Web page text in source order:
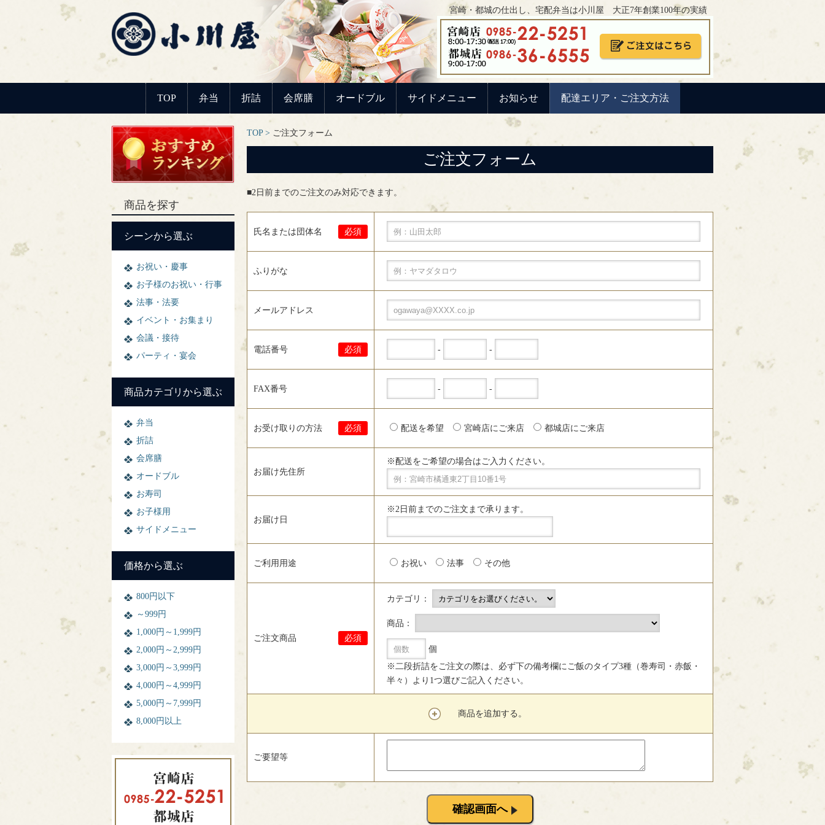
宮崎・都城の仕出し、宅配弁当は小川屋 大正7年創業100年の実績
TOP 弁当 折詰 会席膳 オードブル サイドメニュー お知らせ 配達エリア・ご注文方法
TOP ご注文フォーム
ご注文フォーム
■2日前までのご注文のみ対応できます。
氏名または団体名 必須
ふりがな
メールアドレス
電話番号 必須 - -
FAX番号 - -
お受け取りの方法 必須 配送を希望 宮崎店にご来店 都城店にご来店
お届け先住所
※配送をご希望の場合はご入力ください。
お届け日
※2日前までのご注文まで承ります。
ご利用用途 お祝い 法事 その他
ご注文商品 必須
カテゴリ：
商品：
個
※二段折詰をご注文の際は、必ず下の備考欄にご飯のタイプ3種（巻寿司・赤飯・
半々）より1つ選びご記入ください。
商品を追加する。
ご要望等
商品を探す
シーンから選ぶ
お祝い・慶事
お子様のお祝い・行事
法事・法要
イベント・お集まり
会議・接待
パーティ・宴会
商品カテゴリから選ぶ
弁当
折詰
会席膳
オードブル
お寿司
お子様用
サイドメニュー
価格から選ぶ
800円以下
～999円
1,000円～1,999円
2,000円～2,999円
3,000円～3,999円
4,000円～4,999円
5,000円～7,999円
8,000円以上